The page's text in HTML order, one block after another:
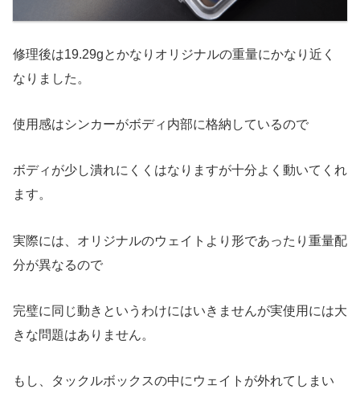
修理後は19.29gとかなりオリジナルの重量にかなり近く
なりました。
使用感はシンカーがボディ内部に格納しているので
ボディが少し潰れにくくはなりますが十分よく動いてくれ
ます。
実際には、オリジナルのウェイトより形であったり重量配
分が異なるので
完璧に同じ動きというわけにはいきませんが実使用には大
きな問題はありません。
もし、タックルボックスの中にウェイトが外れてしまい